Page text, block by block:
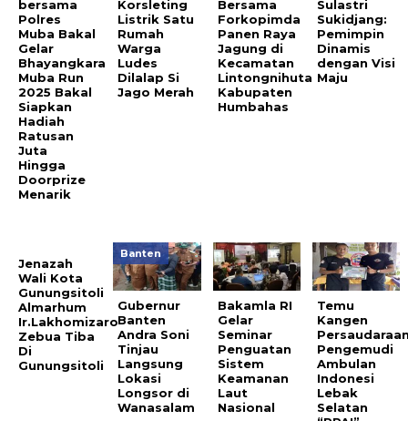
bersama
Polres
Muba Bakal
Gelar
Bhayangkara
Muba Run
2025 Bakal
Siapkan
Hadiah
Ratusan
Juta
Hingga
Doorprize
Menarik
Korsleting
Listrik Satu
Rumah
Warga
Ludes
Dilalap Si
Jago Merah
Bersama
Forkopimda
Panen Raya
Jagung di
Kecamatan
Lintongnihuta
Kabupaten
Humbahas
Sulastri
Sukidjang:
Pemimpin
Dinamis
dengan Visi
Maju
Jenazah
Wali Kota
Gunungsitoli
Almarhum
Ir.Lakhomizaro
Zebua Tiba
Di
Gunungsitoli
Banten
Gubernur
Banten
Andra Soni
Tinjau
Langsung
Lokasi
Longsor di
Wanasalam
Bakamla RI
Gelar
Seminar
Penguatan
Sistem
Keamanan
Laut
Nasional
Temu
Kangen
Pengemudi
Ambulan
Indonesi
Lebak
Selatan